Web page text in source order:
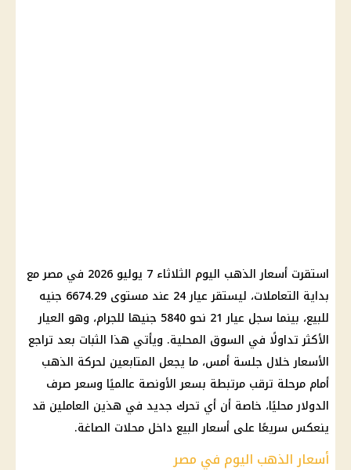
استقرت أسعار الذهب اليوم الثلاثاء 7 يوليو 2026 في مصر مع
بداية التعاملات، ليستقر عيار 24 عند مستوى 6674.29 جنيه
للبيع، بينما سجل عيار 21 نحو 5840 جنيها للجرام، وهو العيار
الأكثر تداولًا في السوق المحلية. ويأتي هذا الثبات بعد تراجع
الأسعار خلال جلسة أمس، ما يجعل المتابعين لحركة الذهب
أمام مرحلة ترقب مرتبطة بسعر الأونصة عالميًا وسعر صرف
الدولار محليًا، خاصة أن أي تحرك جديد في هذين العاملين قد
ينعكس سريعًا على أسعار البيع داخل محلات الصاغة.
أسعار الذهب اليوم في مصر